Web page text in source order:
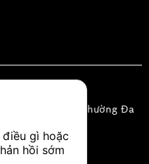
Đình Chiểu, phường Đa
Việt Nam
gì hoặc
hồi sớm